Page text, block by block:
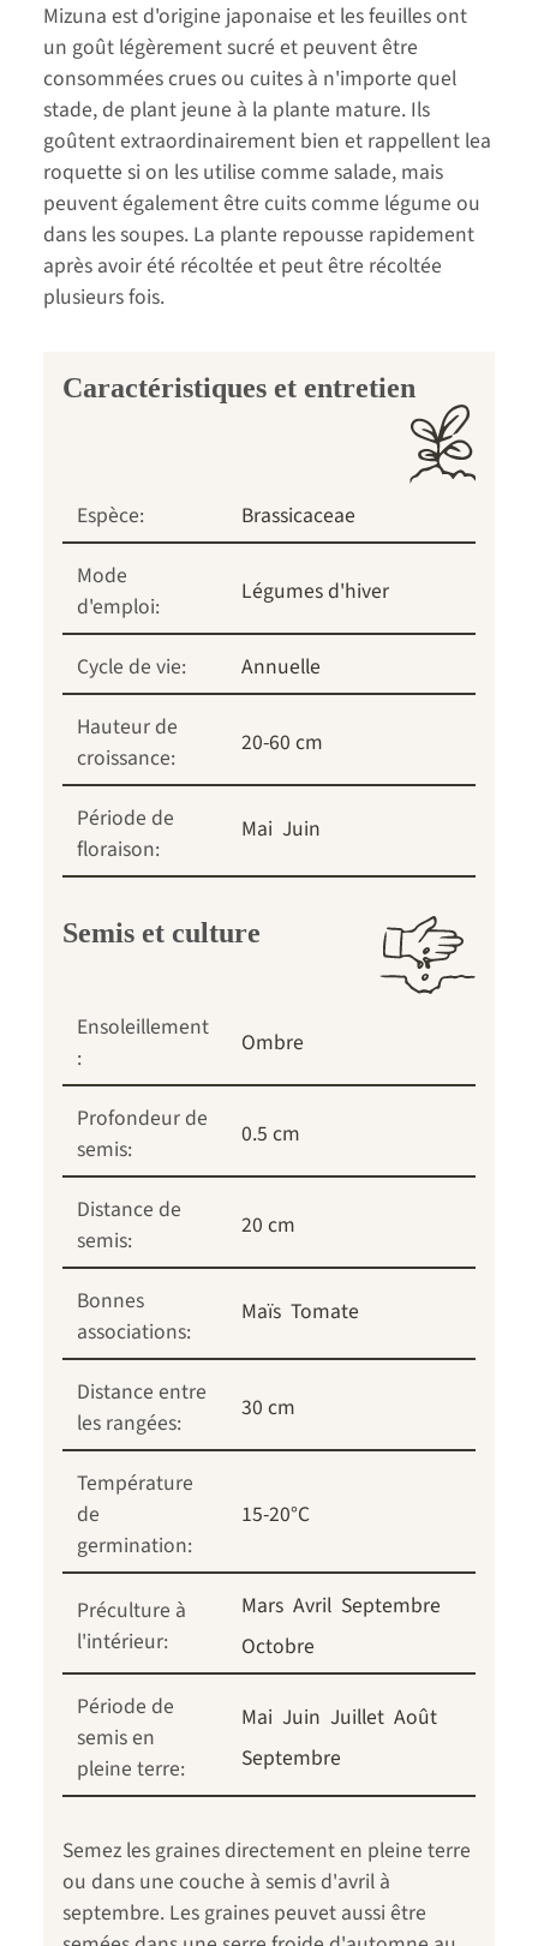
Mizuna est d'origine japonaise et les feuilles ont
un goût légèrement sucré et peuvent être
consommées crues ou cuites à n'importe quel
stade, de plant jeune à la plante mature. Ils
goûtent extraordinairement bien et rappellent lea
roquette si on les utilise comme salade, mais
peuvent également être cuits comme légume ou
dans les soupes. La plante repousse rapidement
après avoir été récoltée et peut être récoltée
plusieurs fois.
Caractéristiques et entretien
Espèce:
Brassicaceae
Mode
d'emploi:
Légumes d'hiver
Cycle de vie:
Annuelle
Hauteur de
croissance:
20-60 cm
Période de
floraison:
Mai Juin
Semis et culture
Ensoleillement
:
Ombre
Profondeur de
semis:
0.5 cm
Distance de
semis:
20 cm
Bonnes
associations:
Maïs Tomate
Distance entre
les rangées:
30 cm
Température
de
germination:
15-20°C
Préculture à
l'intérieur:
Mars Avril Septembre
Octobre
Période de
semis en
pleine terre:
Mai Juin Juillet Août
Septembre
Semez les graines directement en pleine terre
ou dans une couche à semis d'avril à
septembre. Les graines peuvet aussi être